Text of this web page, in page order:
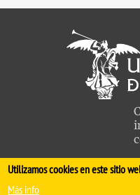
FACULTAD DE
Utilizamos cookies en este sitio
Más info